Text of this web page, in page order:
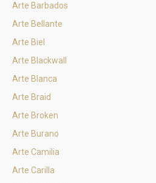
Arte Barbados
Arte Bellante
Arte Biel
Arte Blackwall
Arte Blanca
Arte Braid
Arte Broken
Arte Burano
Arte Camilia
Arte Carilla